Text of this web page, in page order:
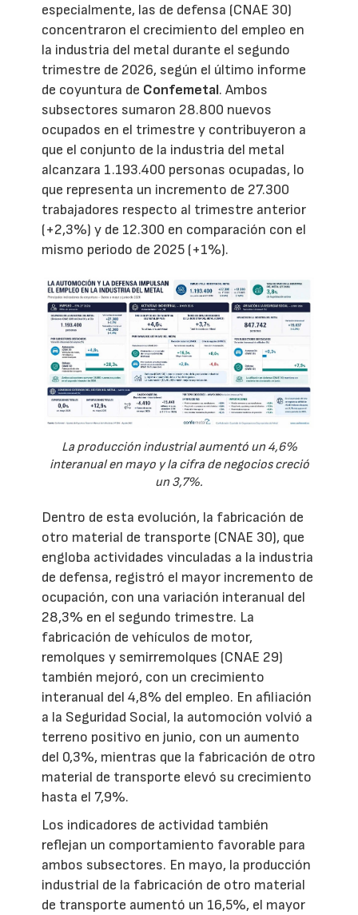
especialmente, las de defensa (CNAE 30)
concentraron el crecimiento del empleo en
la industria del metal durante el segundo
trimestre de 2026, según el último informe
de coyuntura de Confemetal. Ambos
subsectores sumaron 28.800 nuevos
ocupados en el trimestre y contribuyeron a
que el conjunto de la industria del metal
alcanzara 1.193.400 personas ocupadas, lo
que representa un incremento de 27.300
trabajadores respecto al trimestre anterior
(+2,3%) y de 12.300 en comparación con el
mismo periodo de 2025 (+1%).
La producción industrial aumentó un 4,6%
interanual en mayo y la cifra de negocios creció
un 3,7%.
Dentro de esta evolución, la fabricación de
otro material de transporte (CNAE 30), que
engloba actividades vinculadas a la industria
de defensa, registró el mayor incremento de
ocupación, con una variación interanual del
28,3% en el segundo trimestre. La
fabricación de vehículos de motor,
remolques y semirremolques (CNAE 29)
también mejoró, con un crecimiento
interanual del 4,8% del empleo. En afiliación
a la Seguridad Social, la automoción volvió a
terreno positivo en junio, con un aumento
del 0,3%, mientras que la fabricación de otro
material de transporte elevó su crecimiento
hasta el 7,9%.
Los indicadores de actividad también
reflejan un comportamiento favorable para
ambos subsectores. En mayo, la producción
industrial de la fabricación de otro material
de transporte aumentó un 16,5%, el mayor